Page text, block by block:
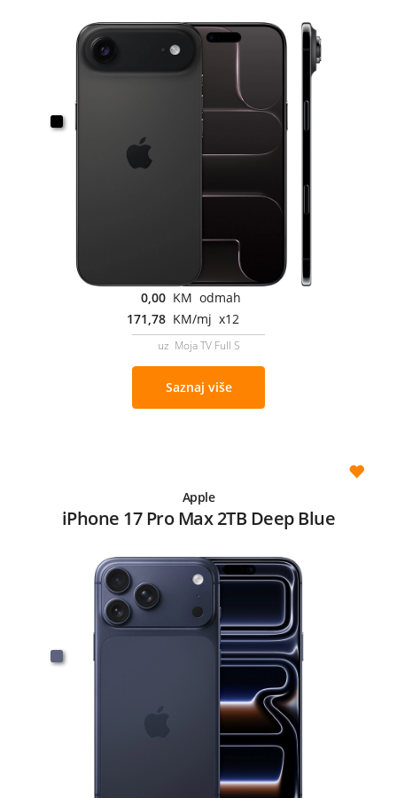
0,00 KM odmah
171,78 KM/mj x12
uz Moja TV Full S
Saznaj više
Apple
iPhone 17 Pro Max 2TB Deep Blue